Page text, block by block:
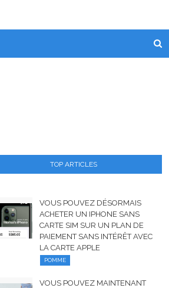
TOP ARTICLES
VOUS POUVEZ DÉSORMAIS
ACHETER UN IPHONE SANS
CARTE SIM SUR UN PLAN DE
PAIEMENT SANS INTÉRÊT AVEC
LA CARTE APPLE
POMME
VOUS POUVEZ MAINTENANT